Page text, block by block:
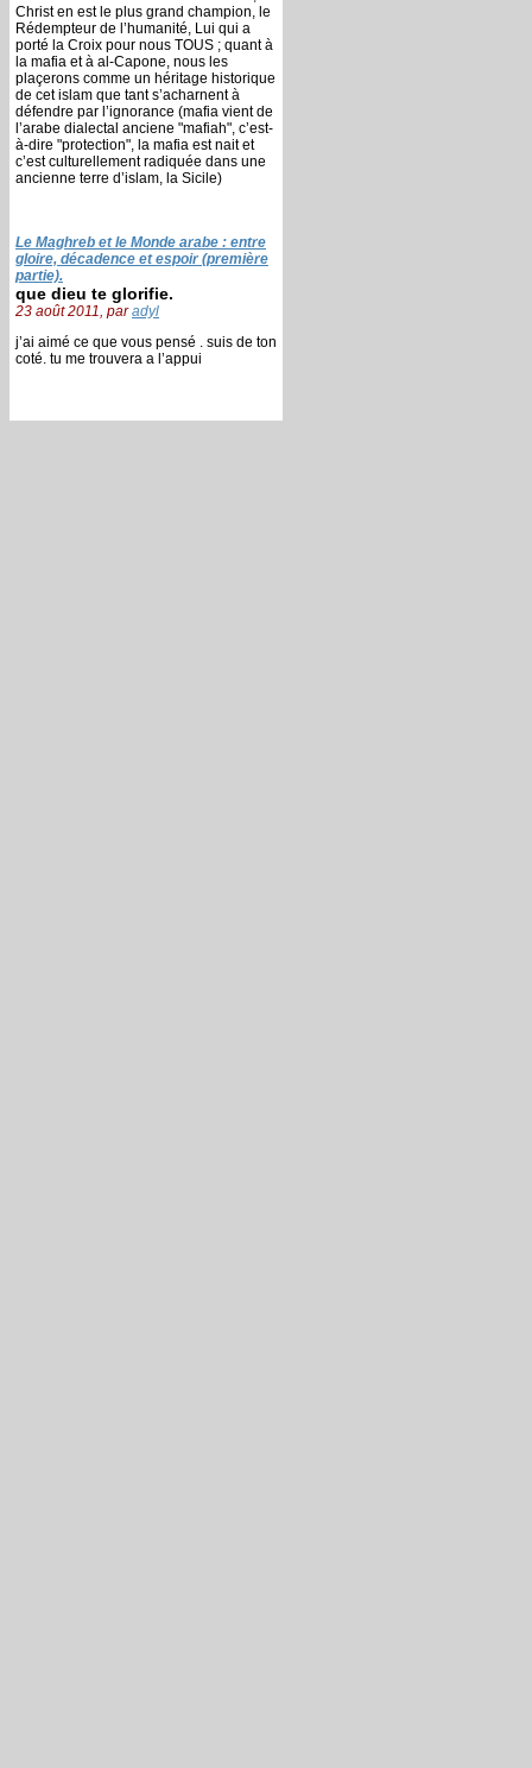
Christ en est le plus grand champion, le
Rédempteur de l’humanité, Lui qui a
porté la Croix pour nous TOUS ; quant à
la mafia et à al-Capone, nous les
plaçerons comme un héritage historique
de cet islam que tant s’acharnent à
défendre par l’ignorance (mafia vient de
l’arabe dialectal anciene "mafiah", c’est-
à-dire "protection", la mafia est nait et
c’est culturellement radiquée dans une
ancienne terre d’islam, la Sicile)
Le Maghreb et le Monde arabe : entre
gloire, décadence et espoir (première
partie).
que dieu te glorifie.
23 août 2011, paradyl
j’ai aimé ce que vous pensé . suis de ton
coté. tu me trouvera a l’appui